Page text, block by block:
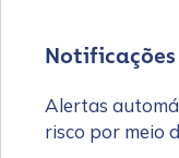
Notificações
Alertas
risco por meio